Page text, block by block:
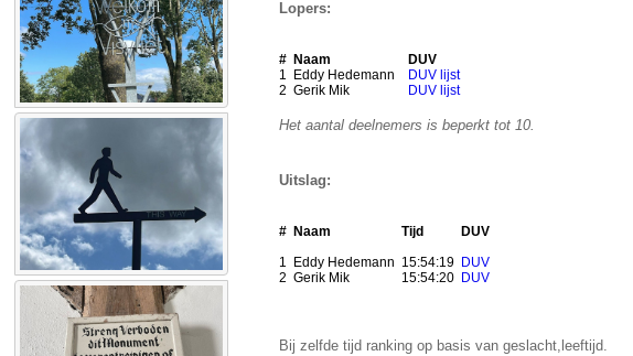
Lopers:
# Naam
DUV
1
Eddy Hedemann
DUV lijst
2 Gerik Mik DUV lijst
Het aantal deelnemers is beperkt tot 10.
Uitslag:
# Naam Tijd
DUV
1
Eddy Hedemann 15:54:19 DUV
2 Gerik Mik 15:54:20 DUV
Bij zelfde tijd ranking op basis van geslacht,leeftijd.